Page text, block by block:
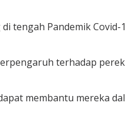
tengah Pandemik
terhadap
membantu mereka